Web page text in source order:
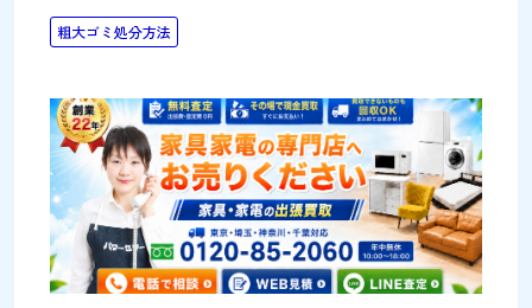
遺品整理を通じて環境と社会に貢献。メディア出演も多
数。詳細はこちら 家具や家電などの粗大ごみのご処分で
や家具など、どのように捨てればよいか分からず、慌てて
しまう事もあります。 このページでは、粗大ごみの捨て
方を以下のパターンに分け、実際に青梅市ではどのように
捨てればよいかを、わかりやすくまとめます。青梅市は
「不燃性30cm以上・可燃性50cm以上」の材質別基準で粗
大ごみを判断する独特な仕組みで、処理券（シール）制度
がなく、青梅市リサイクルセンターへの予約不要の持込
粗大ゴミ処分方法